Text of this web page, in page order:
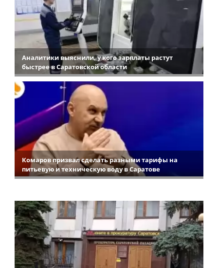
Аналитики выяснили, у кого зарплаты растут
быстрее в Саратовской области
Комаров призвал сделать разными тарифы на
питьевую и техническую воду в Саратове